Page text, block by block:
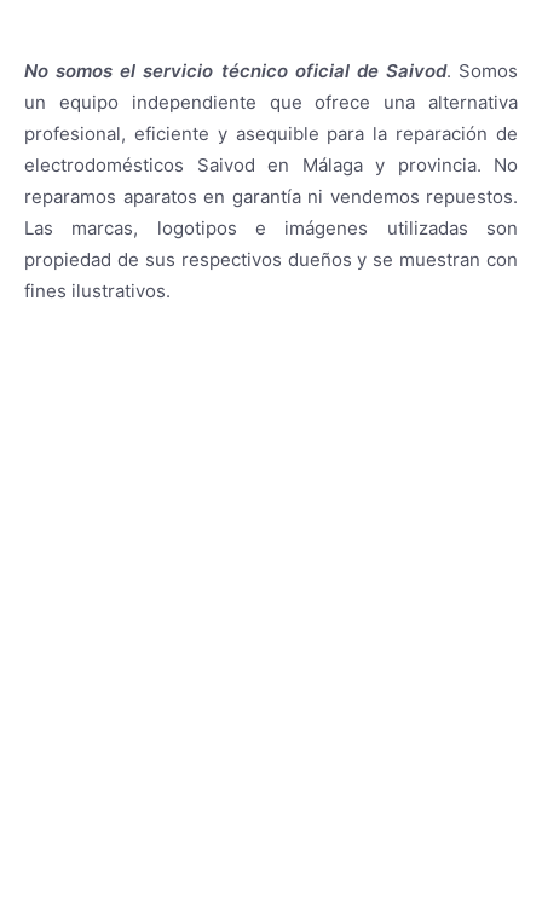
No somos el servicio técnico oficial de Saivod. Somos
un equipo independiente que ofrece una alternativa
profesional, eficiente y asequible para la reparación de
electrodomésticos Saivod en Málaga y provincia. No
reparamos aparatos en garantía ni vendemos repuestos.
Las marcas, logotipos e imágenes utilizadas son
propiedad de sus respectivos dueños y se muestran con
fines ilustrativos.